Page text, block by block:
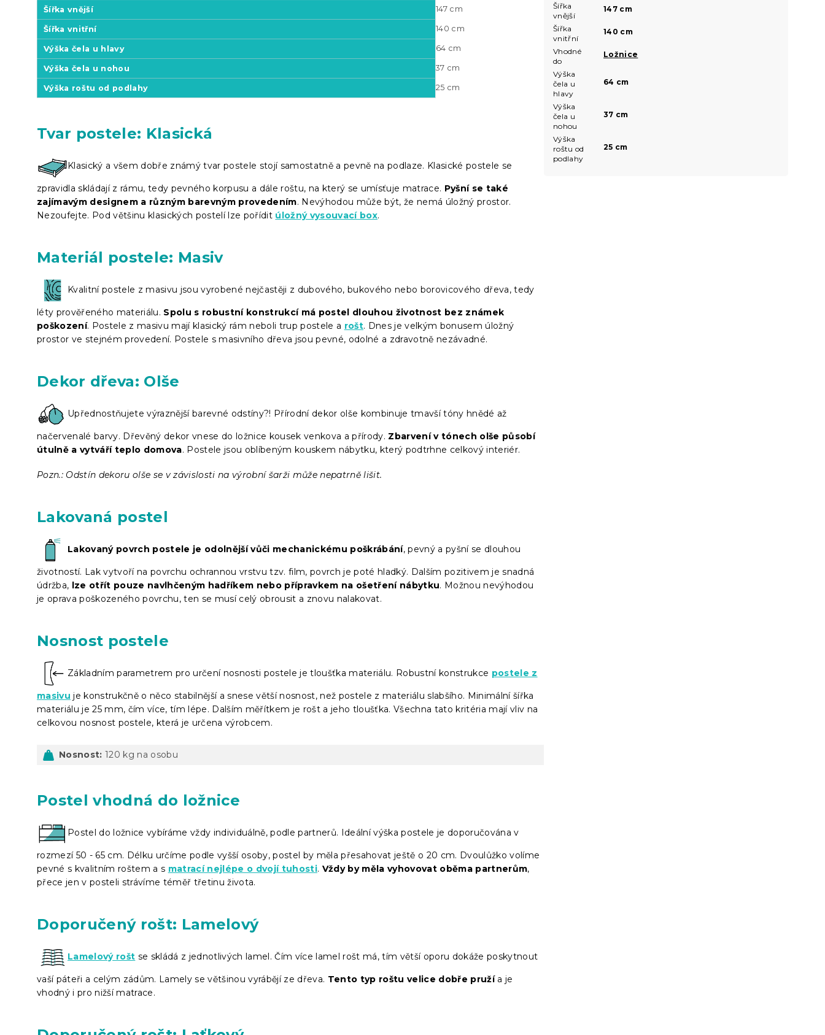
Šířka vnější 147 cm
Šířka vnitřní 140 cm
Výška čela u hlavy 64 cm
Výška čela u nohou 37 cm
Výška roštu od podlahy 25 cm
Tvar postele: Klasická
Klasický a všem dobře známý tvar postele stojí samostatně a pevně na podlaze. Klasické postele se
zpravidla skládají z rámu, tedy pevného korpusu a dále roštu, na který se umísťuje matrace. Pyšní se také
zajímavým designem a různým barevným provedením. Nevýhodou může být, že nemá úložný prostor.
Nezoufejte. Pod většinu klasických postelí lze pořídit úložný vysouvací box.
Materiál postele: Masiv
Kvalitní postele z masivu jsou vyrobené nejčastěji z dubového, bukového nebo borovicového dřeva, tedy
léty prověřeného materiálu. Spolu s robustní konstrukcí má postel dlouhou životnost bez známek
poškození. Postele z masivu mají klasický rám neboli trup postele a rošt. Dnes je velkým bonusem úložný
prostor ve stejném provedení. Postele s masivního dřeva jsou pevné, odolné a zdravotně nezávadné.
Dekor dřeva: Olše
Upřednostňujete výraznější barevné odstíny?! Přírodní dekor olše kombinuje tmavší tóny hnědé až
načervenalé barvy. Dřevěný dekor vnese do ložnice kousek venkova a přírody. Zbarvení v tónech olše působí
útulně a vytváří teplo domova. Postele jsou oblíbeným kouskem nábytku, který podtrhne celkový interiér.
Pozn.: Odstín dekoru olše se v závislosti na výrobní šarži může nepatrně lišit.
Lakovaná postel
Lakovaný povrch postele je odolnější vůči mechanickému poškrábání, pevný a pyšní se dlouhou
životností. Lak vytvoří na povrchu ochrannou vrstvu tzv. film, povrch je poté hladký. Dalším pozitivem je snadná
údržba, lze otřít pouze navlhčeným hadříkem nebo přípravkem na ošetření nábytku. Možnou nevýhodou
je oprava poškozeného povrchu, ten se musí celý obrousit a znovu nalakovat.
Nosnost postele
Základním parametrem pro určení nosnosti postele je tloušťka materiálu. Robustní konstrukce postele z
masivu je konstrukčně o něco stabilnější a snese větší nosnost, než postele z materiálu slabšího. Minimální šířka
materiálu je 25 mm, čím více, tím lépe. Dalším měřítkem je rošt a jeho tloušťka. Všechna tato kritéria mají vliv na
celkovou nosnost postele, která je určena výrobcem.
Nosnost: 120 kg na osobu
Postel vhodná do ložnice
Postel do ložnice vybíráme vždy individuálně, podle partnerů. Ideální výška postele je doporučována v
rozmezí 50 - 65 cm. Délku určíme podle vyšší osoby, postel by měla přesahovat ještě o 20 cm. Dvoulůžko volíme
pevné s kvalitním roštem a s matrací nejlépe o dvojí tuhosti. Vždy by měla vyhovovat oběma partnerům,
přece jen v posteli strávíme téměř třetinu života.
Doporučený rošt: Lamelový
Lamelový rošt se skládá z jednotlivých lamel. Čím více lamel rošt má, tím větší oporu dokáže poskytnout
vaší páteři a celým zádům. Lamely se většinou vyrábějí ze dřeva. Tento typ roštu velice dobře pružía je
vhodný i pro nižší matrace.
Šířka
vnější
147 cm
Šířka
vnitřní
140 cm
Vhodné
do
Ložnice
Výška
čela u
hlavy
64 cm
Výška
čela u
nohou
37 cm
Výška
roštu od
podlahy
25 cm